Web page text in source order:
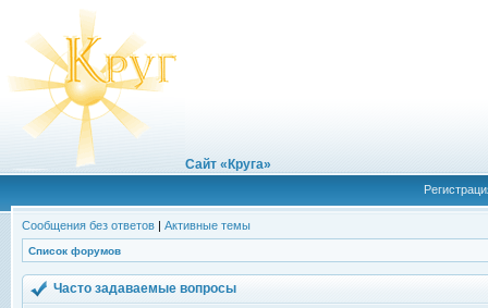
Сайт «Круга»
Сообщения без ответов | Активные темы
Список форумов
Часто задаваемые вопросы